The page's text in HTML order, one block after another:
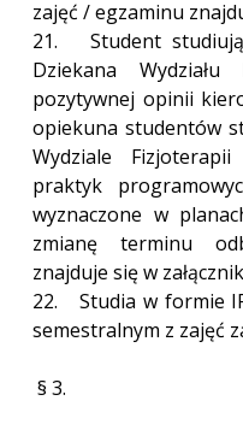
zajęć / egzaminu
21. Student
Dziekana
pozytywnej opinii
opiekuna studentów
Wydziale
praktyk
wyznaczone w
zmianę terminu
znajduje się w
22. Studia w formie
semestralnym z zajęć
§ 3.